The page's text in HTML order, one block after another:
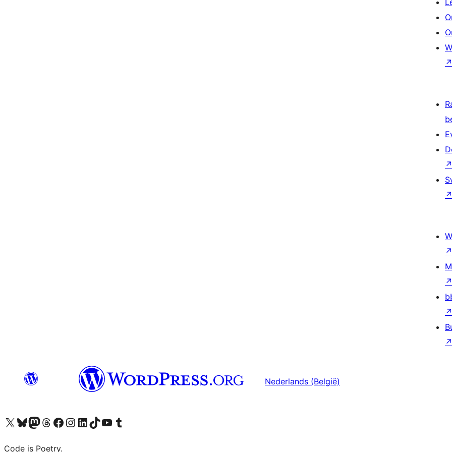
↗
↗
↗
↗
↗
↗
↗
Nederlands (België)
Bezoek ons X (voorheen Twitter) account
Bezoek onze Bluesky account
Bezoek ons Mastodon account
Bezoek onze Threads account
Onze Facebookpagina bezoeken
Bezoek onze Instagram account
Bezoek onze LinkedIn account
Bezoek onze TikTok account
Bezoek ons YouTube kanaalBezoek onze Tumblr account
Code is Poetry.